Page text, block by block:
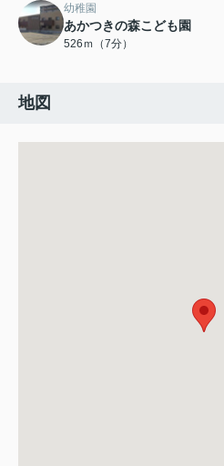
幼稚園
あかつきの森こども園
526ｍ（7分）
地図